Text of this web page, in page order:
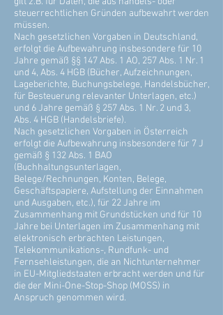
steuerrechtlichen Gründen aufbewahrt werden
müssen.
Nach gesetzlichen Vorgaben in Deutschland,
erfolgt die Aufbewahrung insbesondere für 10
Jahre gemäß §§ 147 Abs. 1 AO, 257 Abs. 1 Nr. 1
und 4, Abs. 4 HGB (Bücher, Aufzeichnungen,
Lageberichte, Buchungsbelege, Handelsbücher,
für Besteuerung relevanter Unterlagen, etc.)
und 6 Jahre gemäß § 257 Abs. 1 Nr. 2 und 3,
Abs. 4 HGB (Handelsbriefe).
Nach gesetzlichen Vorgaben in Österreich
erfolgt die Aufbewahrung insbesondere für 7 J
gemäß § 132 Abs. 1 BAO
(Buchhaltungsunterlagen,
Belege/Rechnungen, Konten, Belege,
Geschäftspapiere, Aufstellung der Einnahmen
und Ausgaben, etc.), für 22 Jahre im
Zusammenhang mit Grundstücken und für 10
Jahre bei Unterlagen im Zusammenhang mit
elektronisch erbrachten Leistungen,
Telekommunikations-, Rundfunk- und
Fernsehleistungen, die an Nichtunternehmer
in EU-Mitgliedstaaten erbracht werden und für
die der Mini-One-Stop-Shop (MOSS) in
Anspruch genommen wird.